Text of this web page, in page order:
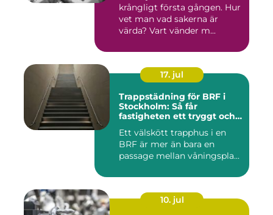
krångligt första gången. Hur
vet man vad sakerna är
värda? Vart vänder m...
17. jul
Trappstädning för BRF i
Stockholm: Så får
fastigheten ett tryggt och
Ett välskött trapphus i en
BRF är mer än bara en
passage mellan våningspla...
10. jul